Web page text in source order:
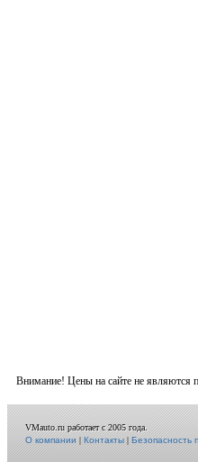
Внимание! Цены на сайте не являются
VMauto.ru работает с 2005 года.
О компании|Контакты|Безопасность